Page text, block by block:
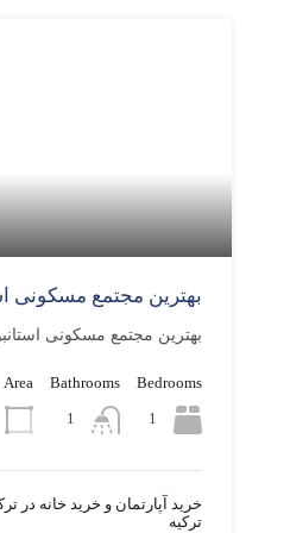
بهترین مجتمع مسکونی
بهترین مجتمع مسکونی
Bedrooms
1
Bathrooms
1
Area
خرید آپارتمان و خرید خانه در
ترکیه